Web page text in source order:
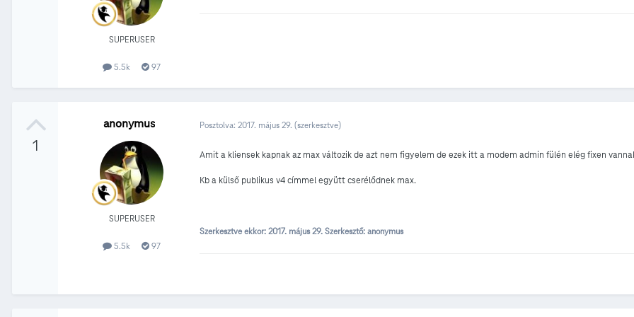
SUPERUSER
5.5k 97
1
anonymus
SUPERUSER
5.5k 97
Posztolva: 2017. május 29. (szerkesztve)
Amit a kliensek kapnak az max változik de azt nem figyelem de ezek itt a modem admin fülén elég fixen
Kb a külső publikus v4 címmel együtt cserélődnek max.
Szerkesztve ekkor: 2017. május 29. Szerkesztő: anonymus